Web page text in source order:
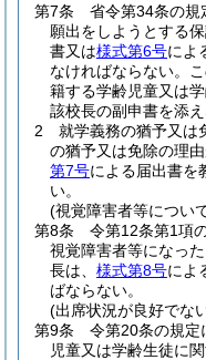
第7条
省令第34条の規
願出をしようとする保
書又は様式第6号によ
なければならない。
籍する学齢児童又は
該校長の副申書を添
2
就学義務の猶予又は
の猶予又は免除の理
第7号による届出書を
い。
(視覚障害者等につい
第8条
令第12条第1項
視覚障害者等になっ
長は、 様式第8号によ
ばならない。
(出席状況が良好でな
第9条
令第20条の規定
児童又は学齢生徒に